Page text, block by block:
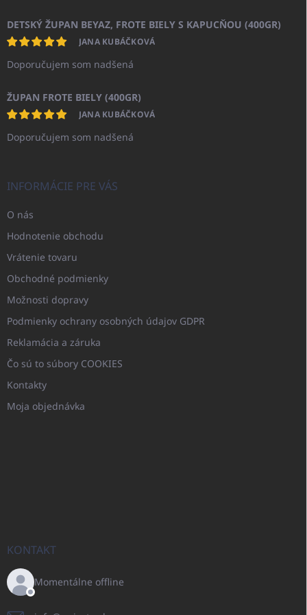
DETSKÝ ŽUPAN BEYAZ, FROTE BIELY S KAPUCŇOU (400GR)
JANA KUBÁČKOVÁ
Doporučujem som nadšená
ŽUPAN FROTE BIELY (400GR)
JANA KUBÁČKOVÁ
Doporučujem som nadšená
INFORMÁCIE PRE VÁS
O nás
Hodnotenie obchodu
Vrátenie tovaru
Obchodné podmienky
Možnosti dopravy
Podmienky ochrany osobných údajov GDPR
Reklamácia a záruka
Čo sú to súbory COOKIES
Kontakty
Moja objednávka
KONTAKT
Momentálne offline